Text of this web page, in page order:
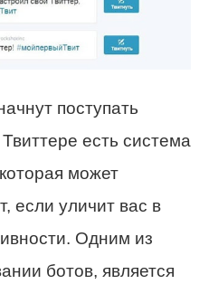
поступать
есть система
может
если уличит вас в
Одним из
ботов, является